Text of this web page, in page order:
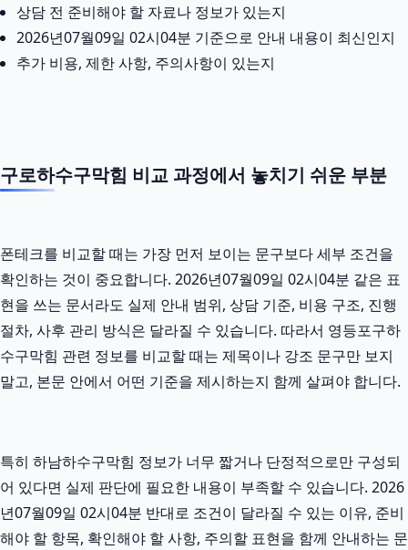
상담 전 준비해야 할 자료나 정보가 있는지
2026년07월09일 02시04분 기준으로 안내 내용이 최신인지
추가 비용, 제한 사항, 주의사항이 있는지
구로하수구막힘 비교 과정에서 놓치기 쉬운 부분
폰테크를 비교할 때는 가장 먼저 보이는 문구보다 세부 조건을
확인하는 것이 중요합니다. 2026년07월09일 02시04분 같은 표
현을 쓰는 문서라도 실제 안내 범위, 상담 기준, 비용 구조, 진행
절차, 사후 관리 방식은 달라질 수 있습니다. 따라서 영등포구하
수구막힘 관련 정보를 비교할 때는 제목이나 강조 문구만 보지
말고, 본문 안에서 어떤 기준을 제시하는지 함께 살펴야 합니다.
특히 하남하수구막힘 정보가 너무 짧거나 단정적으로만 구성되
어 있다면 실제 판단에 필요한 내용이 부족할 수 있습니다. 2026
년07월09일 02시04분 반대로 조건이 달라질 수 있는 이유, 준비
해야 할 항목, 확인해야 할 사항, 주의할 표현을 함께 안내하는 문